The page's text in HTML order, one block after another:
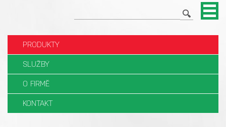
PRODUKTY
SLUŽBY
O FIRMĚ
KONTAKT